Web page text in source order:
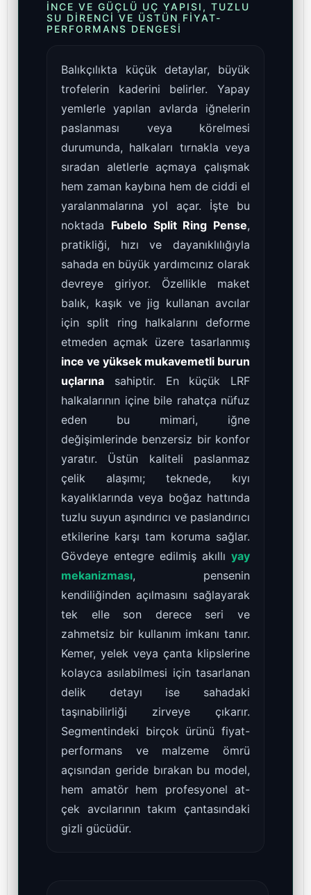
İNCE VE GÜÇLÜ UÇ YAPISI, TUZLU
SU DIRENCI VE ÜSTÜN FIYAT-
PERFORMANS DENGESI
Balıkçılıkta küçük detaylar, büyük
trofelerin kaderini belirler. Yapay
yemlerle yapılan avlarda iğnelerin
paslanması veya körelmesi
durumunda, halkaları tırnakla veya
sıradan aletlerle açmaya çalışmak
hem zaman kaybına hem de ciddi el
yaralanmalarına yol açar. İşte bu
noktada Fubelo Split Ring Pense,
pratikliği, hızı ve dayanıklılığıyla
sahada en büyük yardımcınız olarak
devreye giriyor. Özellikle maket
balık, kaşık ve jig kullanan avcılar
için split ring halkalarını deforme
etmeden açmak üzere tasarlanmış
ince ve yüksek mukavemetli burun
uçlarına sahiptir. En küçük LRF
halkalarının içine bile rahatça nüfuz
eden bu mimari, iğne
değişimlerinde benzersiz bir konfor
yaratır. Üstün kaliteli paslanmaz
çelik alaşımı; teknede, kıyı
kayalıklarında veya boğaz hattında
tuzlu suyun aşındırıcı ve paslandırıcı
etkilerine karşı tam koruma sağlar.
Gövdeye entegre edilmiş akıllı yay
mekanizması, pensenin
kendiliğinden açılmasını sağlayarak
tek elle son derece seri ve
zahmetsiz bir kullanım imkanı tanır.
Kemer, yelek veya çanta klipslerine
kolayca asılabilmesi için tasarlanan
delik detayı ise sahadaki
taşınabilirliği zirveye çıkarır.
Segmentindeki birçok ürünü fiyat-
performans ve malzeme ömrü
açısından geride bırakan bu model,
hem amatör hem profesyonel at-
çek avcılarının takım çantasındaki
gizli gücüdür.